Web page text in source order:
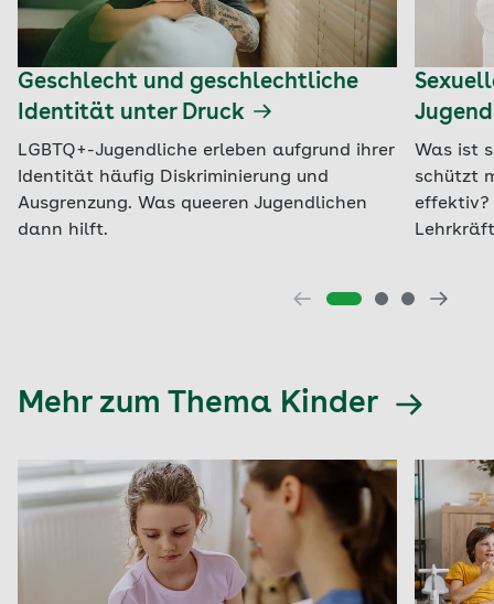
Geschlecht und geschlechtliche
Identität unter Druck
LGBTQ+-Jugendliche erleben aufgrund ihrer
Identität häufig Diskriminierung und
Ausgrenzung. Was queeren Jugendlichen
dann hilft.
Was ist
schützt
effektiv?
Mehr zum Thema Kinder